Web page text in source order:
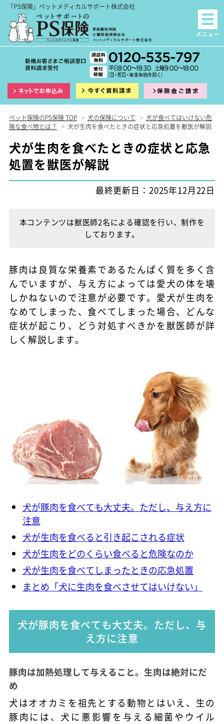
「PS保険」ペットメディカルサポート株式会社
インターネット申込 資料請求
ペット保険のPS保険 TOP > 犬の保険について > 犬が食べてはいけない危
険な食べ物とは？
> 犬が生肉を食べたときの症状と応急処置を獣医が解説
犬が生肉を食べたときの症状と応急
処置を獣医が解説
最終更新日：2025年12月22日
本コンテンツは獣医師2名による確認を行い、制作を
しております。
豚肉は良質な栄養素であるたんぱく質を多く含
んでいますが、与え方によっては愛犬の体を壊
しかねないので注意が必要です。愛犬が生肉を
なめてしまった、食べてしまった場合、どんな
症状が起こり、どう対処すべきかを獣医師が詳
しく解説します。
犬が豚肉を食べても大丈夫。ただし、与え方に
注意
犬が生肉を食べると引き起こされる症状
犬が生肉をどのくらい食べると危険なのか
犬が生肉を食べてしまったときの応急処置
まとめ「犬に生肉を食べさせてはいけない」
犬が豚肉を食べても大丈夫。ただし、与
え方に注意
豚肉は加熱処理して与えること。生肉は絶対にだ
め
犬はオオカミを祖先とする動物とはいえ、生の
豚肉には、犬に悪影響を与える細菌やウイル